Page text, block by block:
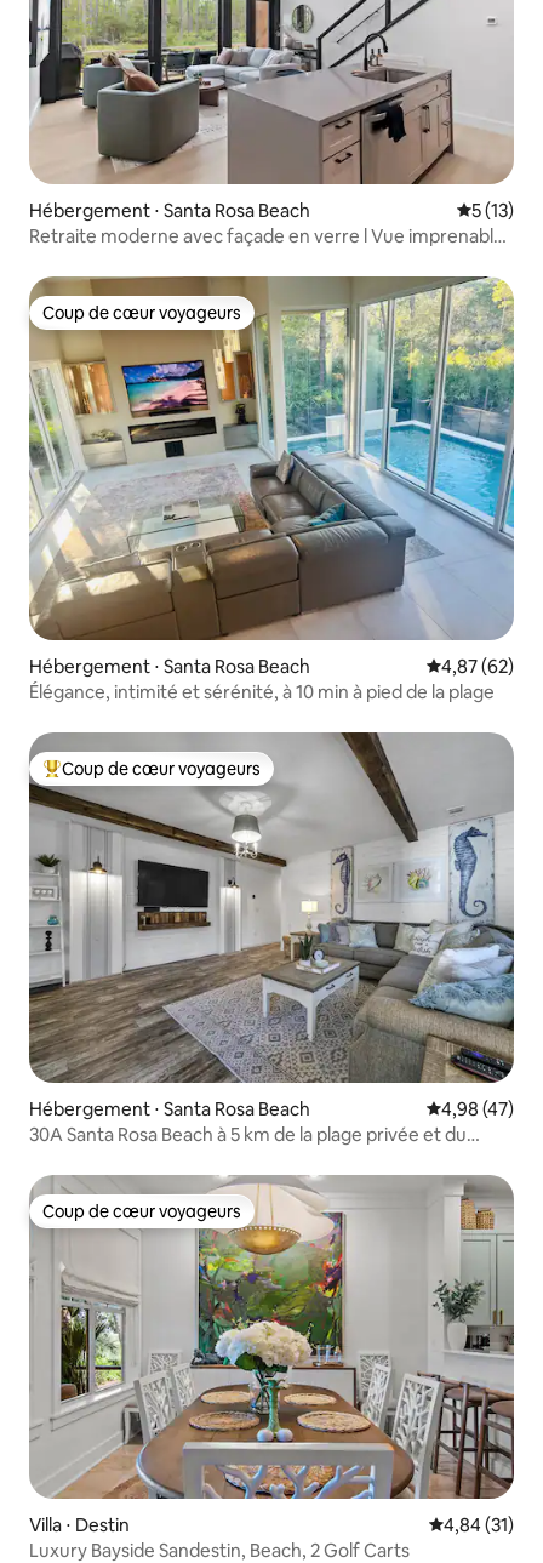
Hébergement ⋅ Santa Rosa Beach
5 (13)
Retraite moderne avec façade en verre l Vue imprenable
Coup de cœur voyageurs
Coup de cœur voyageurs
Hébergement ⋅ Santa Rosa Beach Évaluation
4,87 (62)
Élégance, intimité et sérénité, à 10 min à pied de la plage
Coups de cœur voyageurs les plus appréciés
Coup de cœur voyageurs
Hébergement ⋅ Santa Rosa Beach Évaluation
4,98 (47)
30A Santa Rosa Beach à 5 km de la plage privée et du
Coup de cœur voyageurs
Coup de cœur voyageurs
Villa ⋅ Destin Évaluation
4,84 (31)
Luxury Bayside Sandestin, Beach, 2 Golf Carts